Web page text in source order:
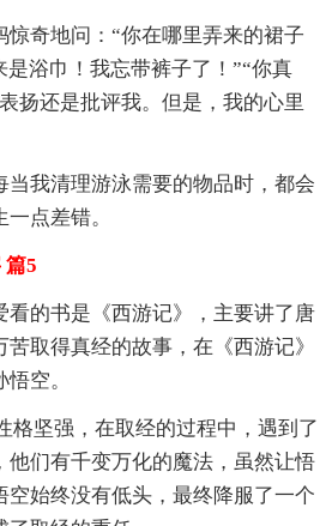
惊奇地问：“你在哪里弄来的裙子
是浴巾！我忘带裤子了！”“你真
扬还是批评我。但是，我的心里
当我清理游泳需要的物品时，都会
点差错。
篇5
看的书是《西游记》，主要讲了唐
取得真经的故事，在《西游记》
空。
格坚强，在取经的过程中，遇到了
他们有千变万化的魔法，虽然让悟
空始终没有低头，最终降服了一个